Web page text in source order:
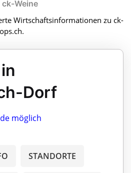
ck-Weine
Wirtschaftsinformationen zu ck-
Dorf
möglich
STANDORTE